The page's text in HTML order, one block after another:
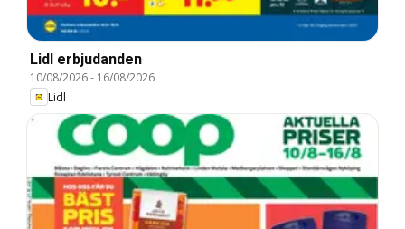
Lidl erbjudanden
10/08/2026- 16/08/2026
Lidl